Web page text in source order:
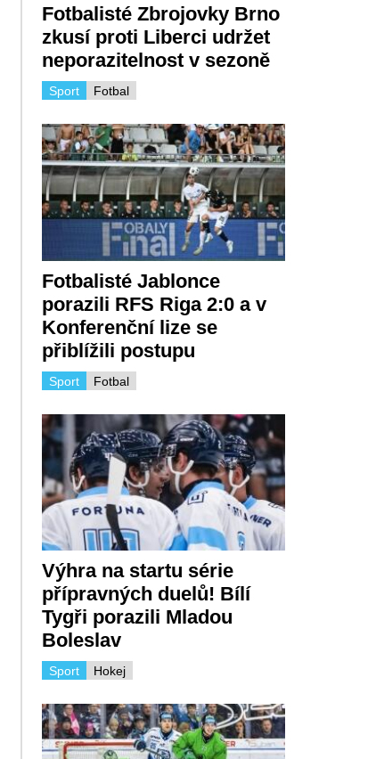
Fotbalisté Zbrojovky Brno
zkusí proti Liberci udržet
neporazitelnost v sezoně
Fotbal
Sport
Fotbalisté Jablonce
porazili RFS Riga 2:0 a v
Konferenční lize se
přiblížili postupu
Fotbal
Sport
Výhra na startu série
přípravných duelů! Bílí
Tygři porazili Mladou
Boleslav
Hokej
Sport